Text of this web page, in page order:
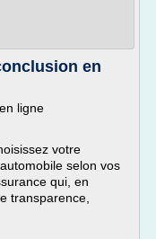
en
ligne
votre
selon vos
qui, en
transparence,